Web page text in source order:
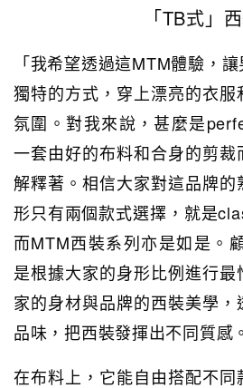
「TB式」
「我希望透過這MTM體驗，
獨特的方式，穿上漂亮的衣
氛圍。對我來說，甚麼是
一套由好的布料和合身的剪
解釋著。相信大家對這品牌
形只有兩個款式選擇，就是
而MTM西裝系列亦是如是。
是根據大家的身形比例進行
家的身材與品牌的西裝美學
品味，把西裝發揮出不同質感。
在布料上，它能自由搭配不